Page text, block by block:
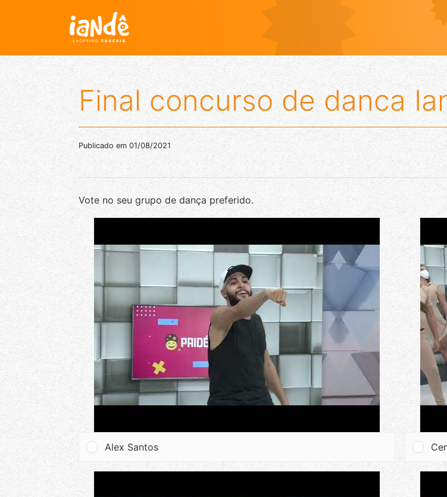
Final concurso de danca
Publicado em 01/08/2021
Vote no seu grupo de dança preferido.
Alex Santos